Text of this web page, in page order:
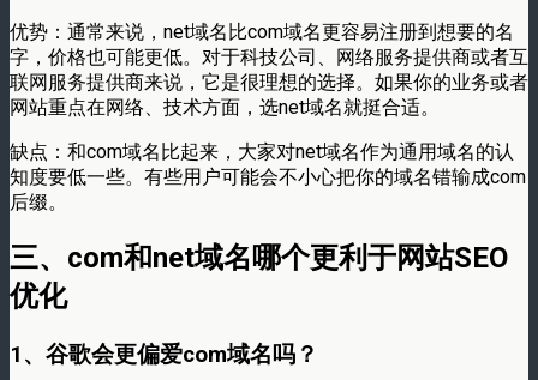
优势：通常来说，net域名比com域名更容易注册到想要的名
字，价格也可能更低。对于科技公司、网络服务提供商或者互
联网服务提供商来说，它是很理想的选择。如果你的业务或者
网站重点在网络、技术方面，选net域名就挺合适。​
缺点：和com域名比起来，大家对net域名作为通用域名的认
知度要低一些。有些用户可能会不小心把你的域名错输成com
后缀。​
三、com和net域名哪个更利于网站SEO
优化
1、谷歌会更偏爱com域名吗？​